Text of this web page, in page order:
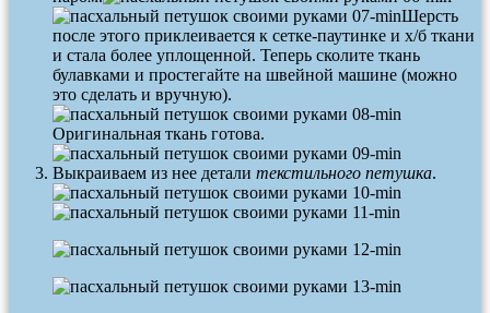
Шерсть
после этого приклеивается к сетке-паутинке и х/б ткани
и стала более уплощенной. Теперь сколите ткань
булавками и простегайте на швейной машине (можно
это сделать и вручную).
Оригинальная ткань готова.
Выкраиваем из нее детали текстильного петушка.